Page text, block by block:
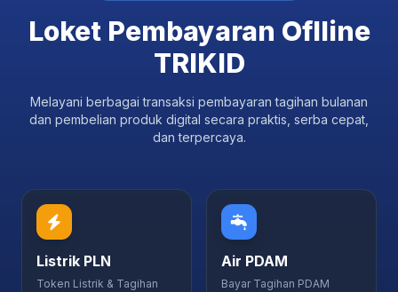
Loket Pembayaran Oflline
TRIKID
Melayani berbagai transaksi pembayaran tagihan bulanan
dan pembelian produk digital secara praktis, serba cepat,
dan terpercaya.
Listrik PLN
Token Listrik & Tagihan
Air PDAM
Bayar Tagihan PDAM